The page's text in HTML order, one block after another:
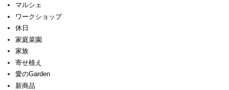
マルシェ
ワークショップ
休日
家庭菜園
家族
寄せ植え
愛のGarden
新商品